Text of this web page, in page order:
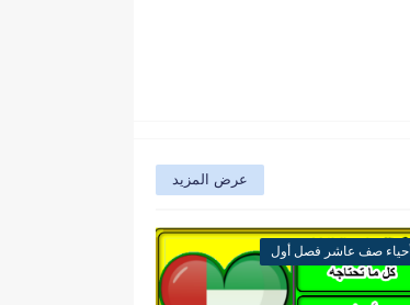
عرض المزيد
أحياء صف عاشر فصل أول